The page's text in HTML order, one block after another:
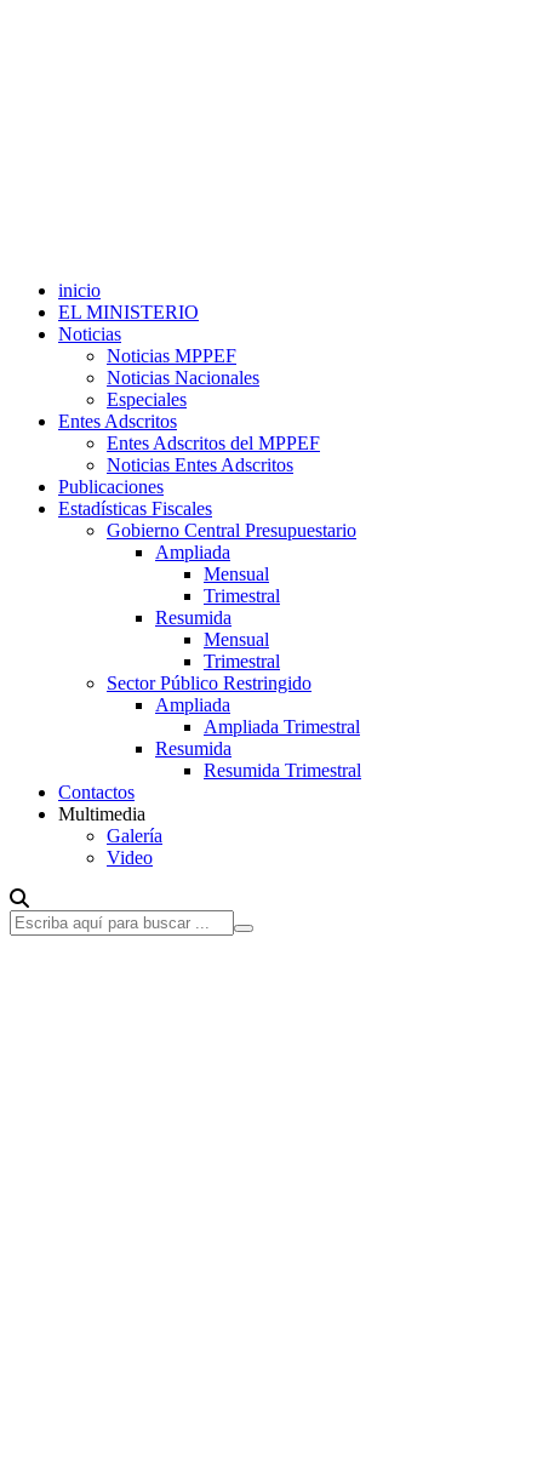
inicio
EL MINISTERIO
Noticias
Noticias MPPEF
Noticias Nacionales
Especiales
Entes Adscritos
Entes Adscritos del MPPEF
Noticias Entes Adscritos
Publicaciones
Estadísticas Fiscales
Gobierno Central Presupuestario
Ampliada
Mensual
Trimestral
Resumida
Mensual
Trimestral
Sector Público Restringido
Ampliada
Ampliada Trimestral
Resumida
Resumida Trimestral
Contactos
Multimedia
Galería
Video